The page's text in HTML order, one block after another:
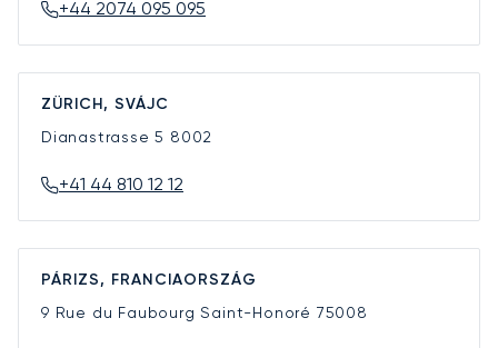
+44 2074 095 095
ZÜRICH, SVÁJC
Dianastrasse 5 8002
+41 44 810 12 12
PÁRIZS, FRANCIAORSZÁG
9 Rue du Faubourg Saint-Honoré 75008